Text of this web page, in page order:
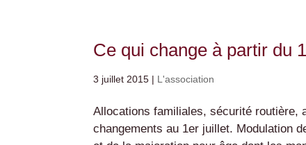
Ce qui change à partir du
3 juillet 2015 | L'association
Allocations familiales, sécurité routière,
changements au 1er juillet. Modulation